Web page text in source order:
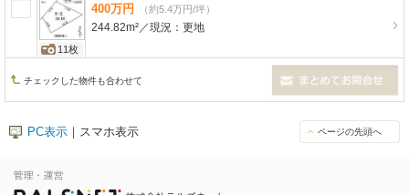
11枚
400万円 （約5.4万円/坪）
244.82m²／現況： 更地
チェックした物件も合わせて
PC表示 ｜スマホ表示 ページの先頭へ